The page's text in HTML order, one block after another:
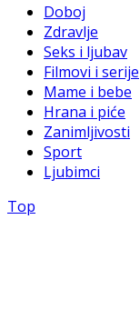
Doboj
Zdravlje
Seks i ljubav
Filmovi i serije
Mame i bebe
Hrana i piće
Zanimljivosti
Sport
Ljubimci
Top